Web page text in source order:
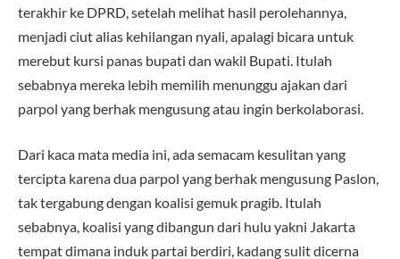
terakhir ke DPRD, setelah melihat hasil perolehannya,
menjadi ciut alias kehilangan nyali, apalagi bicara untuk
merebut kursi panas bupati dan wakil Bupati. Itulah
sebabnya mereka lebih memilih menunggu ajakan dari
parpol yang berhak mengusung atau ingin berkolaborasi.
Dari kaca mata media ini, ada semacam kesulitan yang
tercipta karena dua parpol yang berhak mengusung Paslon,
tak tergabung dengan koalisi gemuk pragib. Itulah
sebabnya, koalisi yang dibangun dari hulu yakni Jakarta
tempat dimana induk partai berdiri, kadang sulit dicerna